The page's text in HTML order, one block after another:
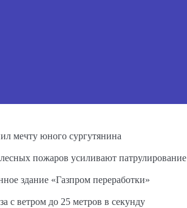
мечту юного сургутянина
пожаров усиливают патрулирование
здание «Газпром переработки»
с ветром до 25 метров в секунду